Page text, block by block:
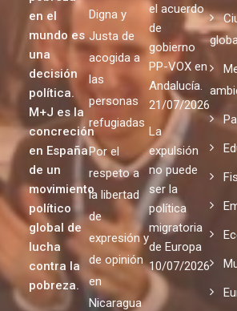
en el
mundo es
una
decisión
política.
M+J es la
concreción
en España
de un
movimiento
político
global de
lucha
contra la
pobreza.
Digna y
Justa de
acogida a
las
personas
refugiadas
Por el
respeto a
la libertad
de
expresión y
de opinión
en
Nicaragua
el acuerdo
de
gobierno
PP-VOX en
Andalucía.
21/07/2026
La
expulsión
no puede
ser la
política
migratoria
de Europa
10/07/2026